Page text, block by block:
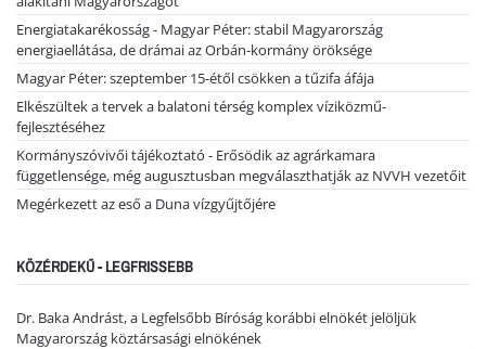
Energiatakarékosság - Magyar Péter: stabil Magyarország
energiaellátása, de drámai az Orbán-kormány öröksége
Magyar Péter: szeptember 15-étől csökken a tűzifa áfája
Elkészültek a tervek a balatoni térség komplex víziközmű-
fejlesztéséhez
Kormányszóvivői tájékoztató - Erősödik az agrárkamara
függetlensége, még augusztusban megválaszthatják az NVVH vezetőit
Megérkezett az eső a Duna vízgyűjtőjére
KÖZÉRDEKŰ - LEGFRISSEBB
Dr. Baka Andrást, a Legfelsőbb Bíróság korábbi elnökét jelöljük
Magyarország köztársasági elnökének